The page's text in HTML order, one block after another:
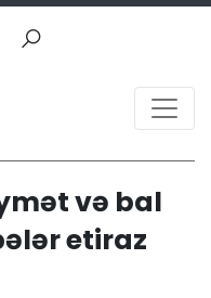
və bal
etiraz